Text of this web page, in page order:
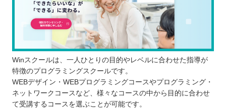
Winスクールは、一人ひとりの目的やレベルに合わせた指導が
特徴のプログラミングスクールです。
WEBデザイン・WEBプログラミングコースやプログラミング・
ネットワークコースなど、様々なコースの中から目的に合わせ
て受講するコースを選ぶことが可能です。